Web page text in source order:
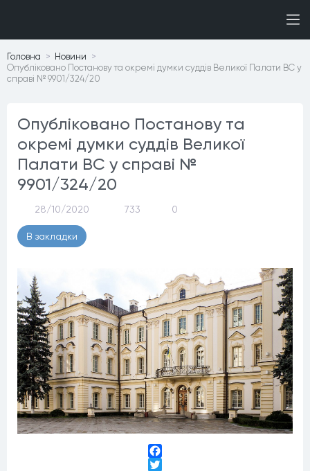
Головна
Новини
Опубліковано Постанову та окремі думки суддів Великої Палати ВС у
справі № 9901/324/20
Опубліковано Постанову та
окремі думки суддів Великої
Палати ВС у справі №
9901/324/20
28/10/2020 733 0
В закладки
Facebook